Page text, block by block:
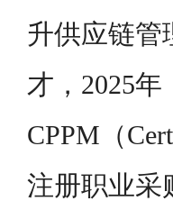
升供应链管
才，2025年
CPPM（
注册职业采